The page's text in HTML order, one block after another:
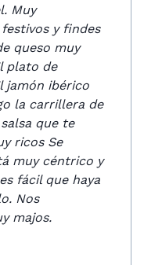
Muy
y findes
queso muy
plato de
jamón ibérico
la carrillera de
que te
ricos Se
muy céntrico y
fácil que haya
Nos
majos.